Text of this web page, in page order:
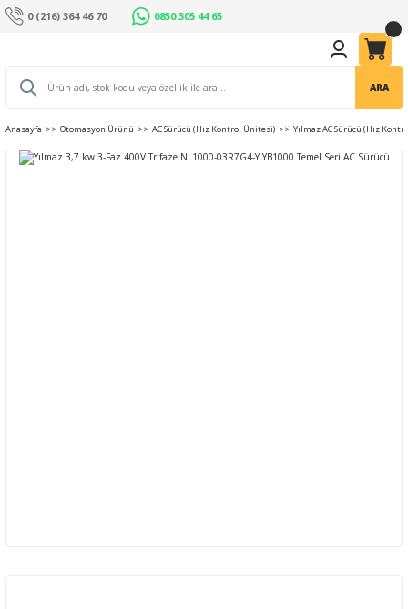
0 (216) 364 46 70 0850 305 44 65
ARA
Anasayfa Otomasyon Ürünü AC Sürücü (Hız Kontrol Ünitesi) Yılmaz AC Sürücü (Hız